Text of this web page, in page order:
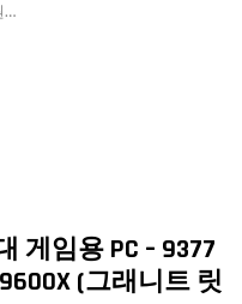
…
게임용 PC – 9377
(그래니트 릿